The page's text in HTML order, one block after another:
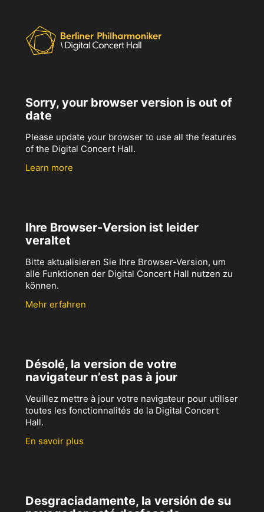
Sorry, your browser version is out of
date
Please update your browser to use all the features
of the Digital Concert Hall.
Learn more
Ihre Browser-Version ist leider
veraltet
Bitte aktualisieren Sie Ihre Browser-Version, um
alle Funktionen der Digital Concert Hall nutzen zu
können.
Mehr erfahren
Désolé, la version de votre
navigateur n’est pas à jour
Veuillez mettre à jour votre navigateur pour utiliser
toutes les fonctionnalités de la Digital Concert
Hall.
En savoir plus
Desgraciadamente, la versión de su